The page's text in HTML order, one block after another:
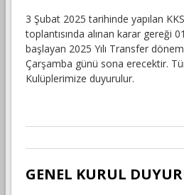
3 Şubat 2025 tarihinde yapılan
toplantısında alınan karar gereği
başlayan 2025 Yılı Transfer
Çarşamba günü sona erecektir.
Kulüplerimize duyurulur.
GENEL KURUL